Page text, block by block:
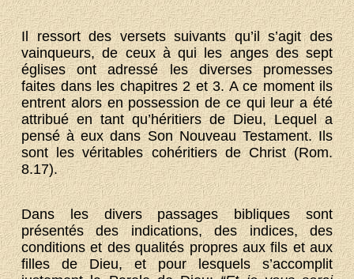
Il ressort des versets suivants qu’il s’agit des
vainqueurs, de ceux à qui les anges des sept
églises ont adressé les diverses promesses
faites dans les chapitres 2 et 3. A ce moment ils
entrent alors en possession de ce qui leur a été
attribué en tant qu’héritiers de Dieu, Lequel a
pensé à eux dans Son Nouveau Testament. Ils
sont les véritables cohéritiers de Christ (Rom.
8.17).
Dans les divers passages bibliques sont
présentés des indications, des indices, des
conditions et des qualités propres aux fils et aux
filles de Dieu, et pour lesquels s’accomplit